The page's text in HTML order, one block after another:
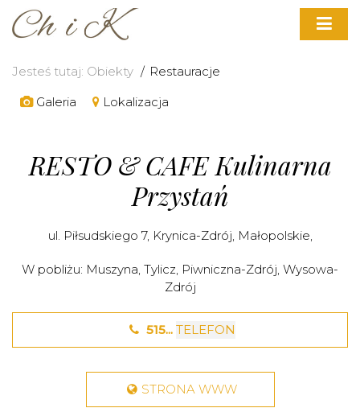
Jesteś tutaj: Obiekty
Restauracje
Galeria
Lokalizacja
RESTO & CAFE Kulinarna
Przystań
ul. Piłsudskiego 7, Krynica-Zdrój, Małopolskie,
W pobliżu: Muszyna, Tylicz, Piwniczna-Zdrój, Wysowa-
Zdrój
515... TELEFON
STRONA WWW